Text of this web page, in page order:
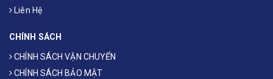
Liên Hệ
CHÍNH SÁCH
CHÍNH SÁCH VẬN CHUYỂN
CHÍNH SÁCH BẢO MẬT